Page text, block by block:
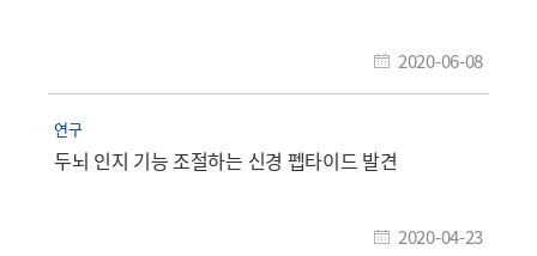
2020-06-08
연구
두뇌 인지 기능 조절하는 신경 펩타이드 발견
2020-04-23